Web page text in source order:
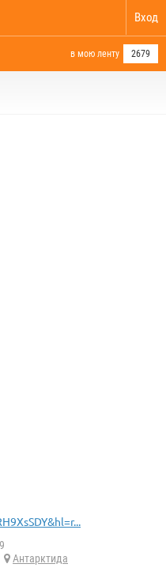
Вход
в мою ленту 2679
Антарктида